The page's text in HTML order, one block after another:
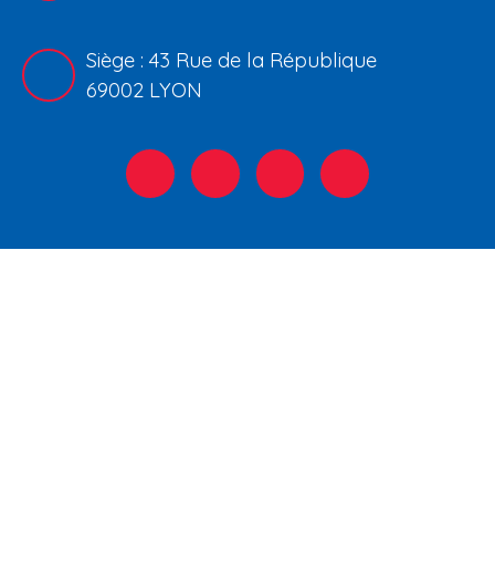
Siège : 43 Rue de la République
69002 LYON